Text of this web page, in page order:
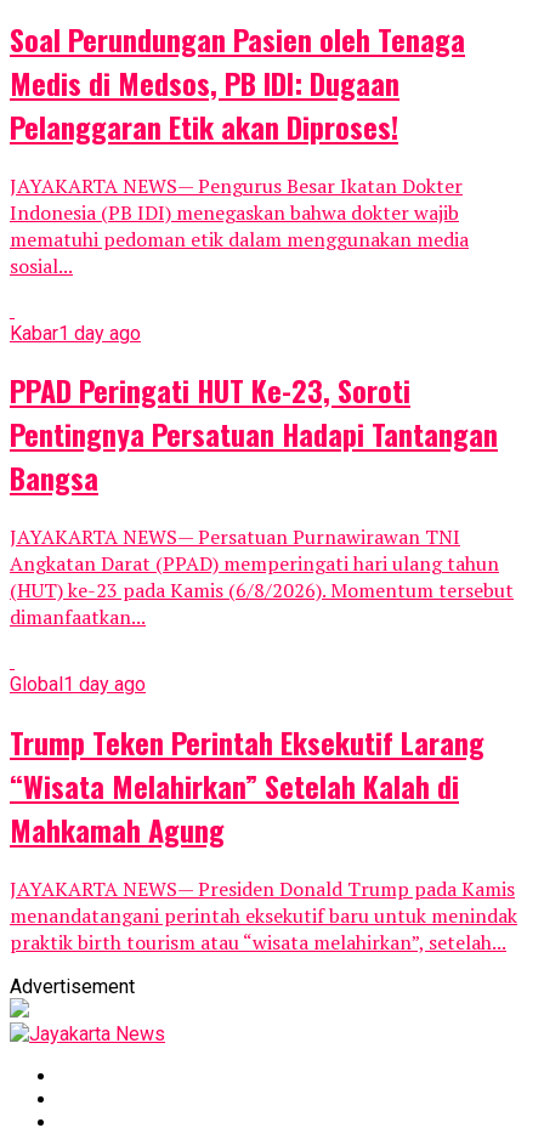
Soal Perundungan Pasien oleh Tenaga
Medis di Medsos, PB IDI: Dugaan
Pelanggaran Etik akan Diproses!
JAYAKARTA NEWS— Pengurus Besar Ikatan Dokter
Indonesia (PB IDI) menegaskan bahwa dokter wajib
mematuhi pedoman etik dalam menggunakan media
sosial...
Kabar1 day ago
PPAD Peringati HUT Ke-23, Soroti
Pentingnya Persatuan Hadapi Tantangan
Bangsa
JAYAKARTA NEWS— Persatuan Purnawirawan TNI
Angkatan Darat (PPAD) memperingati hari ulang tahun
(HUT) ke-23 pada Kamis (6/8/2026). Momentum tersebut
dimanfaatkan...
Global 1 day ago
Trump Teken Perintah Eksekutif Larang
“Wisata Melahirkan” Setelah Kalah di
Mahkamah Agung
JAYAKARTA NEWS— Presiden Donald Trump pada Kamis
menandatangani perintah eksekutif baru untuk menindak
praktik birth tourism atau “wisata melahirkan”, setelah...
Advertisement